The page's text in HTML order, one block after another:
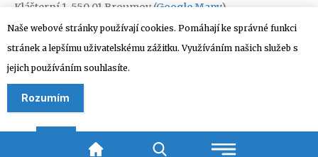
Klášterní 1, 550 01 Broumov (Google Mapy)
Naše webové stránky používají cookies. Pomáhají ke správné funkci
stránek a lepšímu uživatelskému zážitku. Využíváním našich služeb s
jejich používáním souhlasíte.
Rozumím